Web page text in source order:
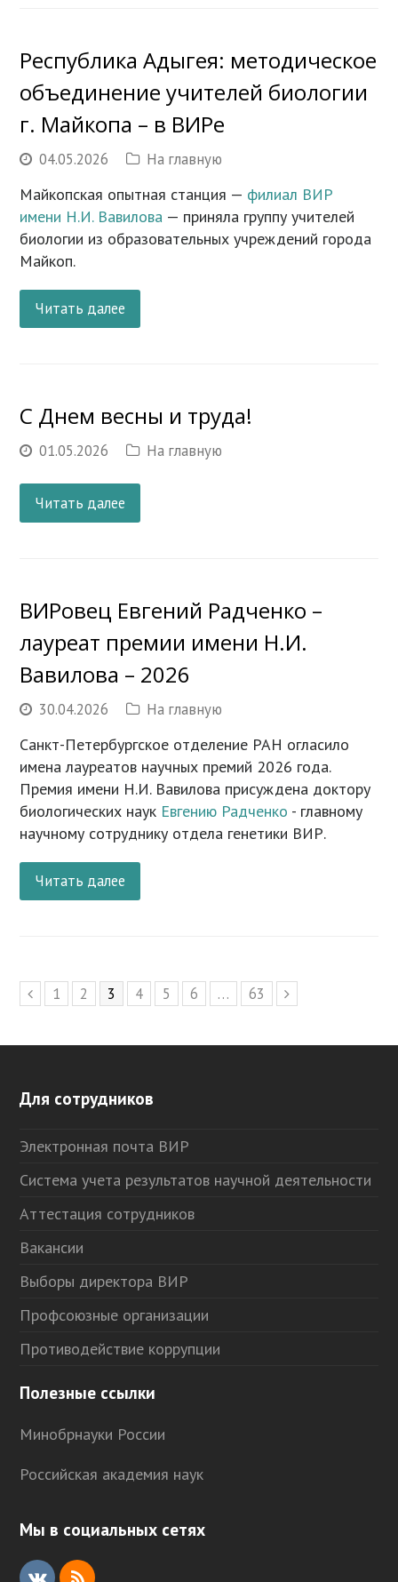
Республика Адыгея: методическое
объединение учителей биологии
г. Майкопа – в ВИРе
04.05.2026 На главную
Майкопская опытная станция — филиал ВИР
имени Н.И. Вавилова — приняла группу учителей
биологии из образовательных учреждений города
Майкоп.
Читать далее
С Днем весны и труда!
01.05.2026 На главную
Читать далее
ВИРовец Евгений Радченко –
лауреат премии имени Н.И.
Вавилова – 2026
30.04.2026 На главную
Санкт-Петербургское отделение РАН огласило
имена лауреатов научных премий 2026 года.
Премия имени Н.И. Вавилова присуждена доктору
биологических наук Евгению Радченко - главному
научному сотруднику отдела генетики ВИР.
Читать далее
Предыдущий
Page
1 Page
2 Page
3 Page
4 Page
5 Page
6 … Page
63
Для сотрудников
Электронная почта ВИР
Система учета результатов научной деятельности
Аттестация сотрудников
Вакансии
Выборы директора ВИР
Профсоюзные организации
Противодействие коррупции
Полезные ссылки
Минобрнауки России
Российская академия наук
Мы в социальных сетях
V R